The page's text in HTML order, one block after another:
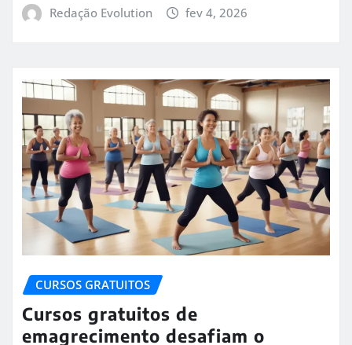
Redação Evolution fev 4, 2026
CURSOS GRATUITOS
Cursos gratuitos de
emagrecimento desafiam o